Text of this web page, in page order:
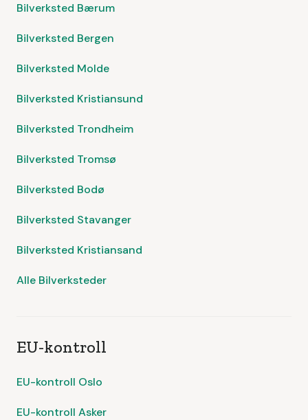
Bilverksted Bærum
Bilverksted Bergen
Bilverksted Molde
Bilverksted Kristiansund
Bilverksted Trondheim
Bilverksted Tromsø
Bilverksted Bodø
Bilverksted Stavanger
Bilverksted Kristiansand
Alle Bilverksteder
EU-kontroll
EU-kontroll Oslo
EU-kontroll Asker